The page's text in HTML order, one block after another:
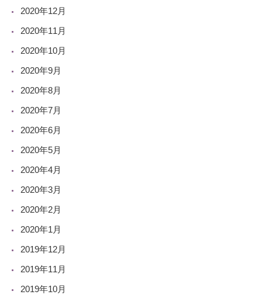
2020年12月
2020年11月
2020年10月
2020年9月
2020年8月
2020年7月
2020年6月
2020年5月
2020年4月
2020年3月
2020年2月
2020年1月
2019年12月
2019年11月
2019年10月